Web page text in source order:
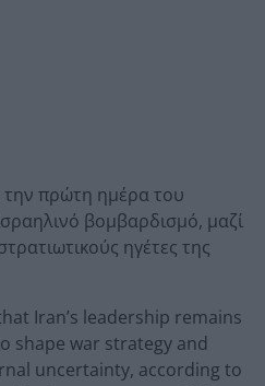
την πρώτη ημέρα του
βομβαρδισμό, μαζί
ηγέτες της
Iran’s leadership remains
shape war strategy and
uncertainty, according to